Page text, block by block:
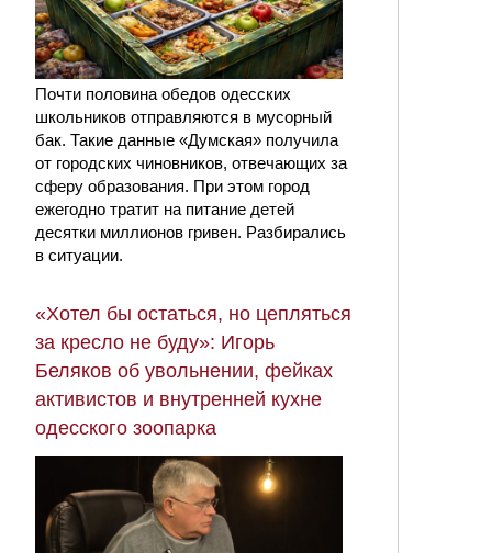
Почти половина обедов одесских
школьников отправляются в мусорный
бак. Такие данные «Думская» получила
от городских чиновников, отвечающих за
сферу образования. При этом город
ежегодно тратит на питание детей
десятки миллионов гривен. Разбирались
в ситуации.
«Хотел бы остаться, но цепляться
за кресло не буду»: Игорь
Беляков об увольнении, фейках
активистов и внутренней кухне
одесского зоопарка